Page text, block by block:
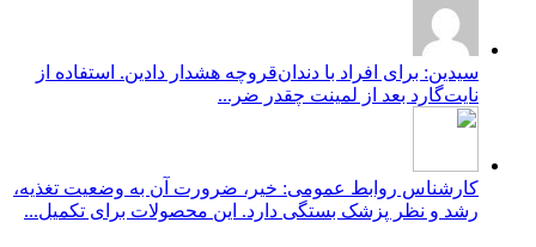
سیدین: برای افراد با دندان‌قروچه هشدار دادین. استفاده از
نایت‌گارد بعد از لمینت چقدر ضر...
کارشناس روابط عمومی: خیر، ضرورت آن به وضعیت تغذیه،
رشد و نظر پزشک بستگی دارد. این محصولات برای تکمیل...